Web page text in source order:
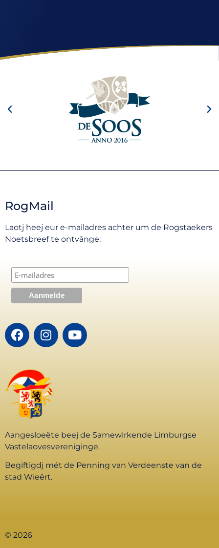
RogMail
Laotj heej eur e-mailadres achter um de Rogstaekers
Noetsbreef te ontvânge:
Aangesloeëte beej de Samewirkende Limburgse
Vastelaovesvereniginge.
Begiftigdj mét de Penning van Verdeenste van de
stad Wieërt.
© 2026